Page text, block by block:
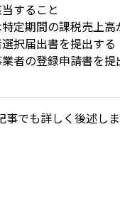
すること
特定期間の課税売上
択届出書を提出する
業者の登録申請書を
でも詳しく後述し